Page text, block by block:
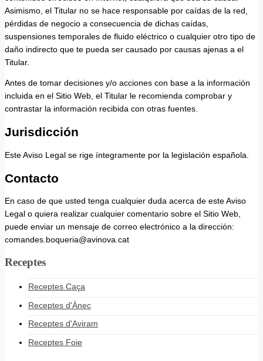
Asimismo, el Titular no se hace responsable por caídas de la red,
pérdidas de negocio a consecuencia de dichas caídas,
suspensiones temporales de fluido eléctrico o cualquier otro tipo de
daño indirecto que te pueda ser causado por causas ajenas a el
Titular.
Antes de tomar decisiones y/o acciones con base a la información
incluida en el Sitio Web, el Titular le recomienda comprobar y
contrastar la información recibida con otras fuentes.
Jurisdicción
Este Aviso Legal se rige íntegramente por la legislación española.
Contacto
En caso de que usted tenga cualquier duda acerca de este Aviso
Legal o quiera realizar cualquier comentario sobre el Sitio Web,
puede enviar un mensaje de correo electrónico a la dirección:
comandes.boqueria@avinova.cat
Receptes
Receptes Caça
Receptes d'Ànec
Receptes d'Aviram
Receptes Foie